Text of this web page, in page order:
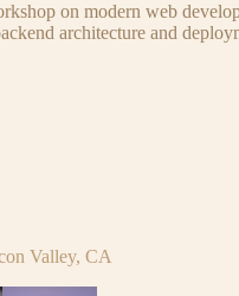
on modern web
architecture and
Valley, CA